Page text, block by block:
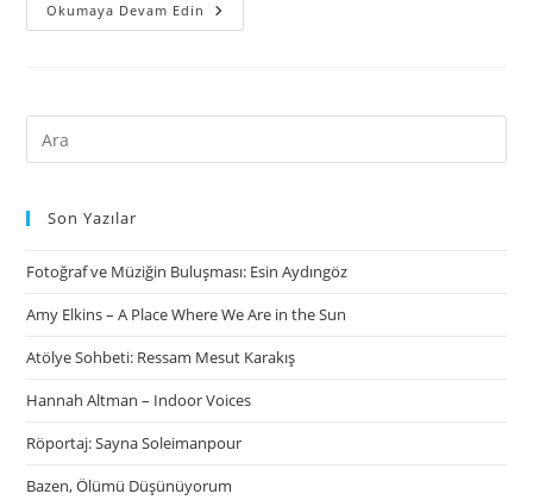
Okumaya Devam Edin
Son Yazılar
Fotoğraf ve Müziğin Buluşması: Esin Aydıngöz
Amy Elkins – A Place Where We Are in the Sun
Atölye Sohbeti: Ressam Mesut Karakış
Hannah Altman – Indoor Voices
Röportaj: Sayna Soleimanpour
Bazen, Ölümü Düşünüyorum